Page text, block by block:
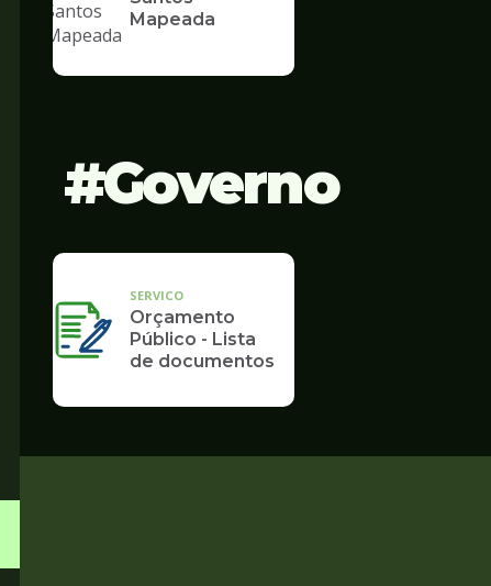
Mapeada
Governo
SERVICO
Orçamento
Público - Lista
de documentos